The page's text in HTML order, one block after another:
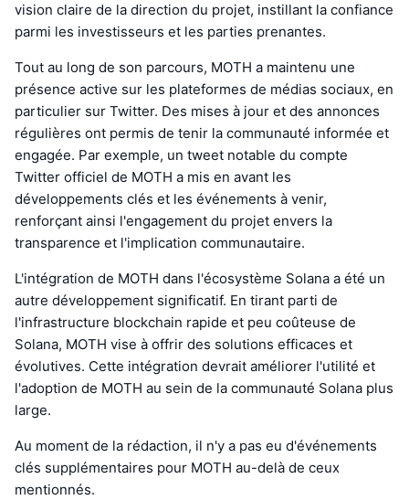
vision claire de la direction du projet, instillant la confiance
parmi les investisseurs et les parties prenantes.
Tout au long de son parcours, MOTH a maintenu une
présence active sur les plateformes de médias sociaux, en
particulier sur Twitter. Des mises à jour et des annonces
régulières ont permis de tenir la communauté informée et
engagée. Par exemple, un tweet notable du compte
Twitter officiel de MOTH a mis en avant les
développements clés et les événements à venir,
renforçant ainsi l'engagement du projet envers la
transparence et l'implication communautaire.
L'intégration de MOTH dans l'écosystème Solana a été un
autre développement significatif. En tirant parti de
l'infrastructure blockchain rapide et peu coûteuse de
Solana, MOTH vise à offrir des solutions efficaces et
évolutives. Cette intégration devrait améliorer l'utilité et
l'adoption de MOTH au sein de la communauté Solana plus
large.
Au moment de la rédaction, il n'y a pas eu d'événements
clés supplémentaires pour MOTH au-delà de ceux
mentionnés.